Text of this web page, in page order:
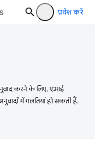
प्रवेश करें
करने के लिए, एआई
में गलतियां हो सकती हैं.